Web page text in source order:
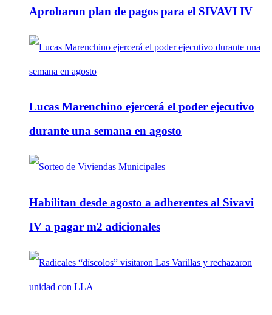
Aprobaron plan de pagos para el SIVAVI IV
Lucas Marenchino ejercerá el poder ejecutivo
durante una semana en agosto
Habilitan desde agosto a adherentes al Sivavi
IV a pagar m2 adicionales